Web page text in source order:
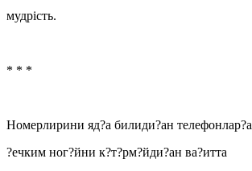
мудрість.
* * *
Номерлирини яд?а билиди?ан телефонлар?а
?ечким ног?йни к?т?рм?йди?ан ва?итта